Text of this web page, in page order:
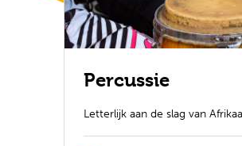
Percussie
Letterlijk aan de slag van